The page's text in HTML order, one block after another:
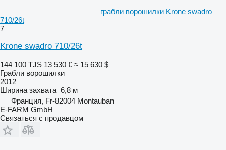
грабли ворошилки Krone swadro
710/26t
7
Krone swadro 710/26t
144 100 TJS 13 530 € ≈ 15 630 $
Грабли ворошилки
2012
Ширина захвата 6,8 м
Франция, Fr-82004 Montauban
E-FARM GmbH
Связаться с продавцом